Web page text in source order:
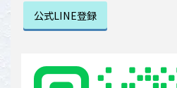
公式LINE登録